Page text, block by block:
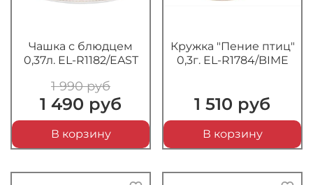
Чашка с блюдцем
0,37л. EL-R1182/EAST
1 990 руб
1 490 руб
В корзину
Кружка "Пение птиц"
0,3г. EL-R1784/BIME
1 510 руб
В корзину